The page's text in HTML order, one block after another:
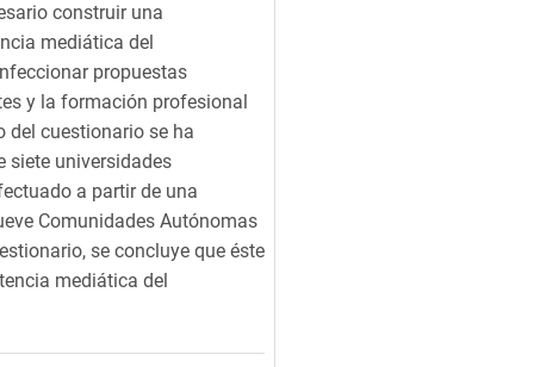
construir una
mediática del
propuestas
y la formación profesional
del cuestionario se ha
siete universidades
a partir de una
Comunidades Autónomas
se concluye que éste
mediática del